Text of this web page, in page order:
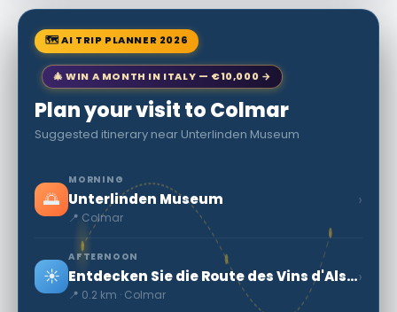
🗺 AI TRIP PLANNER 2026
🎄 WIN A MONTH IN ITALY — €10,000 →
Plan your visit to Colmar
Suggested itinerary near Unterlinden Museum
🌅
MORNING
Unterlinden Museum
📍 Colmar
›
☀️
AFTERNOON
Entdecken Sie die Route des Vins d'Alsace in Colmar
📍 0.2 km · Colmar
›